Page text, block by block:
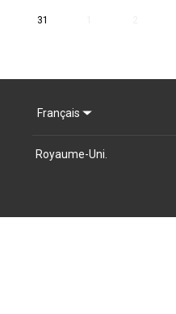
31
Français
Royaume-Uni